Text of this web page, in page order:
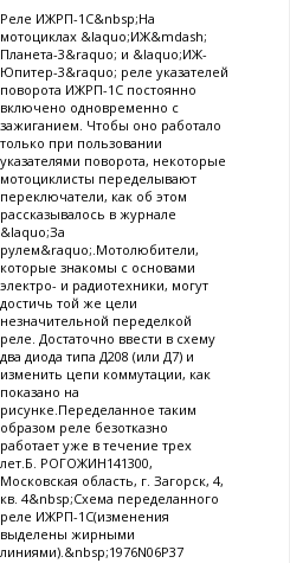
Реле ИЖРП-1С&nbsp;На
мотоциклах &laquo;ИЖ&mdash;
Планета-3&raquo; и &laquo;ИЖ-
Юпитер-3&raquo; реле указателей
поворота ИЖРП-1С постоянно
включено одновременно с
зажиганием. Чтобы оно работало
только при пользовании
указателями поворота, некоторые
мотоциклисты переделывают
переключатели, как об этом
рассказывалось в журнале
&laquo;За
рулем&raquo;.Мотолюбители,
которые знакомы с основами
электро- и радиотехники, могут
достичь той же цели
незначительной переделкой
реле. Достаточно ввести в схему
два диода типа Д208 (или Д7) и
изменить цепи коммутации, как
показано на
рисунке.Переделанное таким
образом реле безотказно
работает уже в течение трех
лет.Б. РОГОЖИН141300,
Московская область, г. Загорск, 4,
кв. 4&nbsp;Схема переделанного
реле ИЖРП-1С(изменения
выделены жирными
линиями).&nbsp;1976N06P37